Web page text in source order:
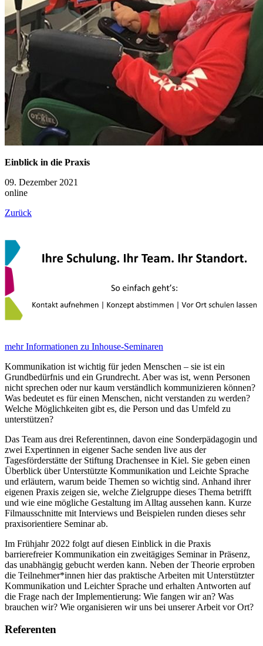
Einblick in die Praxis
09. Dezember 2021
online
Zurück
mehr Informationen zu Inhouse-Seminaren
Kommunikation ist wichtig für jeden Menschen – sie ist ein
Grundbedürfnis und ein Grundrecht. Aber was ist, wenn Personen
nicht sprechen oder nur kaum verständlich kommunizieren können?
Was bedeutet es für einen Menschen, nicht verstanden zu werden?
Welche Möglichkeiten gibt es, die Person und das Umfeld zu
unterstützen?
Das Team aus drei Referentinnen, davon eine Sonderpädagogin und
zwei Expertinnen in eigener Sache senden live aus der
Tagesförderstätte der Stiftung Drachensee in Kiel. Sie geben einen
Überblick über Unterstützte Kommunikation und Leichte Sprache
und erläutern, warum beide Themen so wichtig sind. Anhand ihrer
eigenen Praxis zeigen sie, welche Zielgruppe dieses Thema betrifft
und wie eine mögliche Gestaltung im Alltag aussehen kann. Kurze
Filmausschnitte mit Interviews und Beispielen runden dieses sehr
praxisorientiere Seminar ab.
Im Frühjahr 2022 folgt auf diesen Einblick in die Praxis
barrierefreier Kommunikation ein zweitägiges Seminar in Präsenz,
das unabhängig gebucht werden kann. Neben der Theorie erproben
die Teilnehmer*innen hier das praktische Arbeiten mit Unterstützter
Kommunikation und Leichter Sprache und erhalten Antworten auf
die Frage nach der Implementierung: Wie fangen wir an? Was
brauchen wir? Wie organisieren wir uns bei unserer Arbeit vor Ort?
Referenten